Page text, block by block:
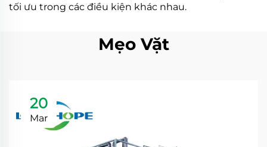
tối ưu trong các điều kiện khác nhau.
Mẹo Vặt
20
Mar